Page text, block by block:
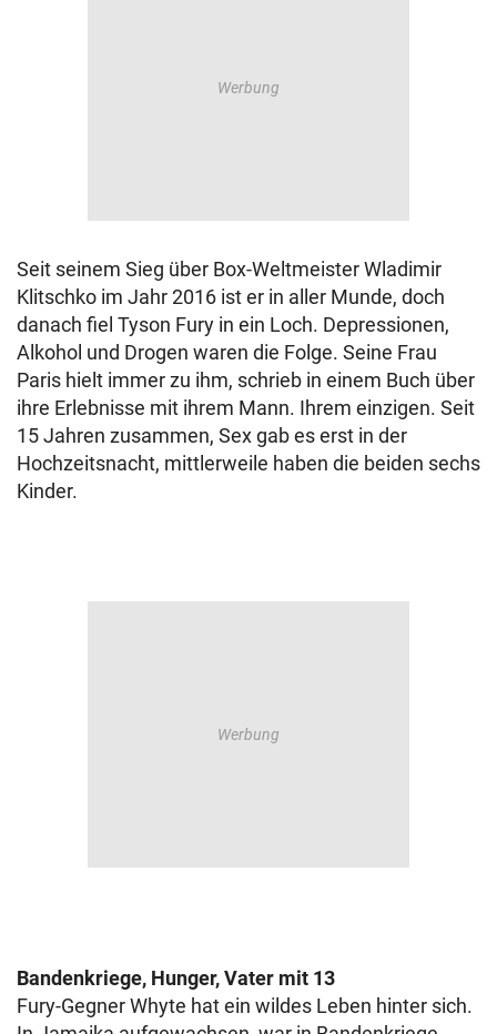
Seit seinem Sieg über Box-Weltmeister Wladimir
Klitschko im Jahr 2016 ist er in aller Munde, doch
danach fiel Tyson Fury in ein Loch. Depressionen,
Alkohol und Drogen waren die Folge. Seine Frau
Paris hielt immer zu ihm, schrieb in einem Buch über
ihre Erlebnisse mit ihrem Mann. Ihrem einzigen. Seit
15 Jahren zusammen, Sex gab es erst in der
Hochzeitsnacht, mittlerweile haben die beiden sechs
Kinder.
Bandenkriege, Hunger, Vater mit 13
Fury-Gegner Whyte hat ein wildes Leben hinter sich.